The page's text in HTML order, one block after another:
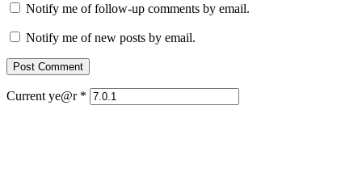
Notify me of follow-up comments by email.
Notify me of new posts by email.
Current ye@r *